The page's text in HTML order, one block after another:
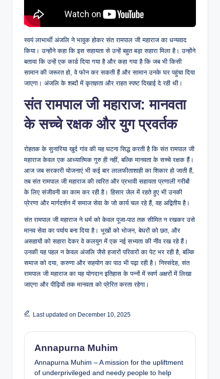
स्वयं लाभार्थी अंजलि ने भावुक होकर संत रामपाल जी महाराज का धन्यवाद
किया। उन्होंने कहा कि इस सहायता से उन्हें बहुत बड़ा सहारा मिला है। उन्होंने
बताया कि उन्हें एक कार्ड दिया गया है और कहा गया है कि जब भी किसी
सामान की जरूरत हो, वे फोन कर सकती हैं और सामान उनके घर पहुंचा दिया
जाएगा। अंजलि के शब्दों में कृतज्ञता और राहत स्पष्ट दिखाई दे रही थी।
संत रामपाल जी महाराज: मानवता
के सच्चे रक्षक और युग प्रवर्तक
रोहतक के सुनारिया खुर्द गांव की यह घटना सिद्ध करती है कि संत रामपाल जी
महाराज केवल एक आध्यात्मिक गुरु ही नहीं, बल्कि मानवता के सच्चे रक्षक हैं।
आज जब सरकारी योजनाएं भी कई बार लालफीताशाही का शिकार हो जाती हैं,
तब संत रामपाल जी महाराज की त्वरित और प्रभावी सहायता प्रणाली गरीबों
के लिए संजीवनी का काम कर रही है। हिसार जेल में रहते हुए भी उनकी
प्रेरणा और मार्गदर्शन में समाज सेवा के जो कार्य चल रहे हैं, वह अद्वितीय है।
संत रामपाल जी महाराज ने धर्म को केवल पूजा-पाठ तक सीमित न रखकर उसे
मानव सेवा का पर्याय बना दिया है। भूखों को भोजन, बेघरों को छत, और
असहायों को सहारा देकर वे कलयुग में एक नई सभ्यता की नींव रख रहे हैं।
उनकी यह पहल न केवल अंजलि जैसे हजारों परिवारों का पेट भर रही है, बल्कि
समाज को दया, करुणा और सहयोग का पाठ भी पढ़ा रही है। निस्संदेह, संत
रामपाल जी महाराज का यह योगदान इतिहास के पन्नों में स्वर्ण अक्षरों में लिखा
जाएगा और पीढ़ियों तक मानवता को प्रेरित करता रहेगा।
Last updated on December 10, 2025
Annapurna Muhim
Annapurna Muhim – A mission for the upliftment
of underprivileged and needy people to help